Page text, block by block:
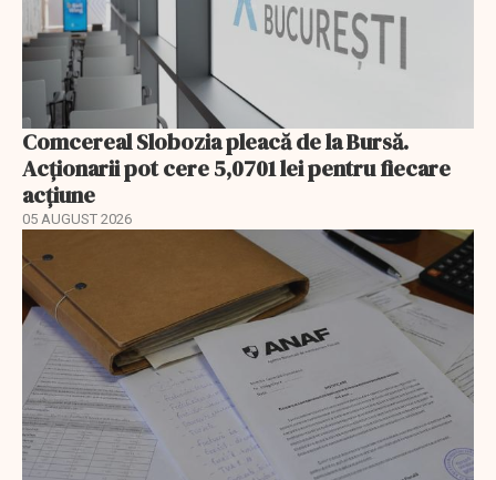
Comcereal Slobozia pleacă de la Bursă.
Acționarii pot cere 5,0701 lei pentru fiecare
acțiune
05 AUGUST 2026